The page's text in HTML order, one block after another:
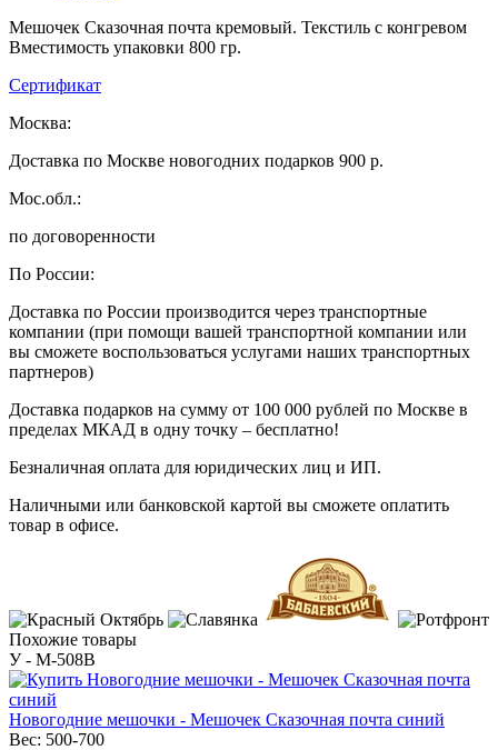
Мешочек Сказочная почта кремовый. Текстиль с конгревом
Вместимость упаковки 800 гр.
Сертификат
Москва:
Доставка по Москве новогодних подарков 900 р.
Мос.обл.:
по договоренности
По России:
Доставка по России производится через транспортные
компании (при помощи вашей транспортной компании или
вы сможете воспользоваться услугами наших транспортных
партнеров)
Доставка подарков на сумму от 100 000 рублей по Москве в
пределах МКАД в одну точку – бесплатно!
Безналичная оплата для юридических лиц и ИП.
Наличными или банковской картой вы сможете оплатить
товар в офисе.
Похожие товары
У - M-508B
Новогодние мешочки - Мешочек Сказочная почта синий
Вес: 500-700